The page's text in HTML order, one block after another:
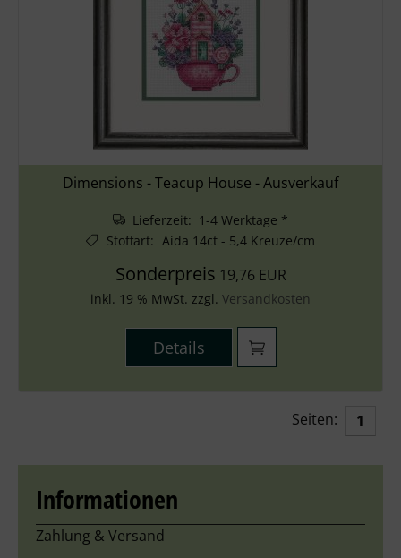
Dimensions - Teacup House - Ausverkauf
Lieferzeit: 1-4 Werktage *
Stoffart: Aida 14ct - 5,4 Kreuze/cm
Sonderpreis 19,76 EUR
inkl. 19 % MwSt. zzgl. Versandkosten
Details
Seiten: 1
Informationen
Zahlung & Versand